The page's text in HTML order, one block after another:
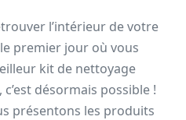
l’intérieur de votre
premier jour où vous
kit de nettoyage
désormais possible !
présentons les produits